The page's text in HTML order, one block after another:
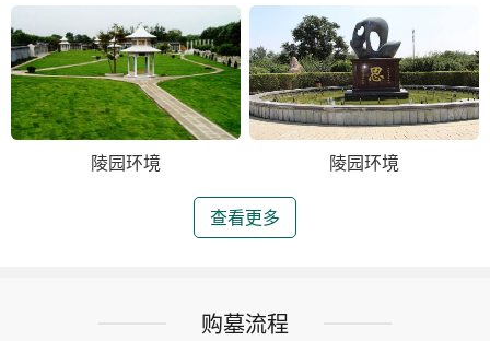
陵园环境 陵园环境
查看更多
购墓流程